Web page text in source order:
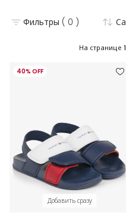
Фильтры ( 0 )
На странице
40% OFF
Добавить сразу